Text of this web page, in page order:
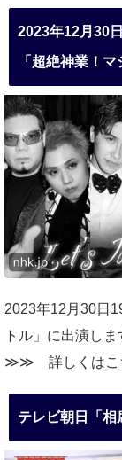
2023年12月30
「超絶神業！
2023年12月30日
トル」に出演しま
≫≫ 詳しくはこ
テレビ朝日「相